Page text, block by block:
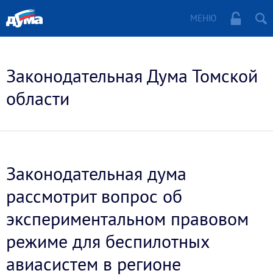
МЕНЮ
Законодательная Дума Томской
области
Законодательная дума
рассмотрит вопрос об
экспериментальном правовом
режиме для беспилотных
авиасистем в регионе